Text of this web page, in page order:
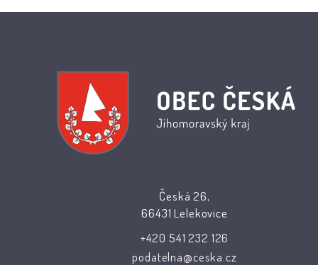
Česká 26,
66431 Lelekovice
+420 541 232 126
podatelna@ceska.cz